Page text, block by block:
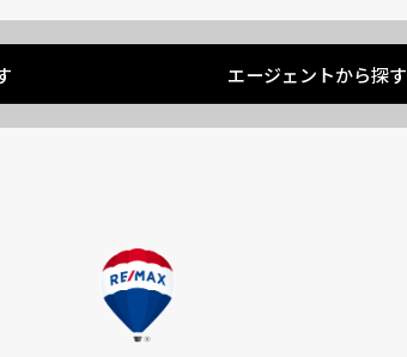
エージェントから探す